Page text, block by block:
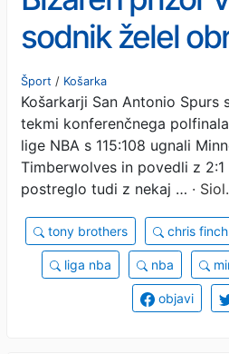
sodnik želel
trenerjem
Šport / Košarka
Košarkarji San Antonio Spurs
tekmi konferenčnega
lige NBA s 115:108 ugnali
Timberwolves in povedli z
postreglo tudi z nekaj … ·
tony brothers chris finch
liga nba nba
objavi